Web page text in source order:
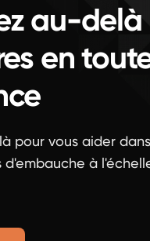
au-delà
en
pour vous aider dans
à